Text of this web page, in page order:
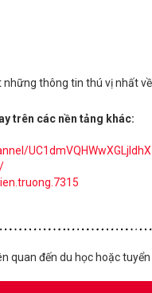
những thông tin thú vị nhất
trên các nền tảng khác:
quan đến du học hoặc tuyển